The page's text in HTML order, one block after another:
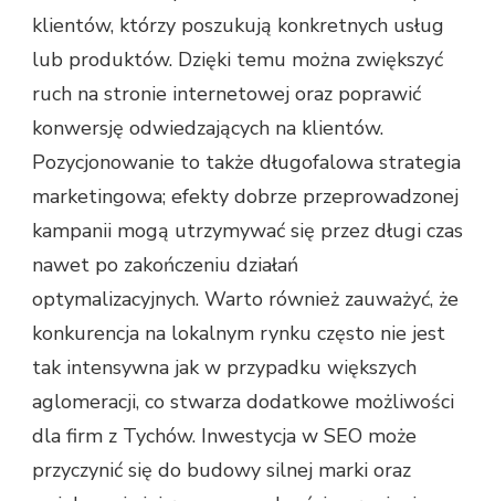
klientów, którzy poszukują konkretnych usług
lub produktów. Dzięki temu można zwiększyć
ruch na stronie internetowej oraz poprawić
konwersję odwiedzających na klientów.
Pozycjonowanie to także długofalowa strategia
marketingowa; efekty dobrze przeprowadzonej
kampanii mogą utrzymywać się przez długi czas
nawet po zakończeniu działań
optymalizacyjnych. Warto również zauważyć, że
konkurencja na lokalnym rynku często nie jest
tak intensywna jak w przypadku większych
aglomeracji, co stwarza dodatkowe możliwości
dla firm z Tychów. Inwestycja w SEO może
przyczynić się do budowy silnej marki oraz